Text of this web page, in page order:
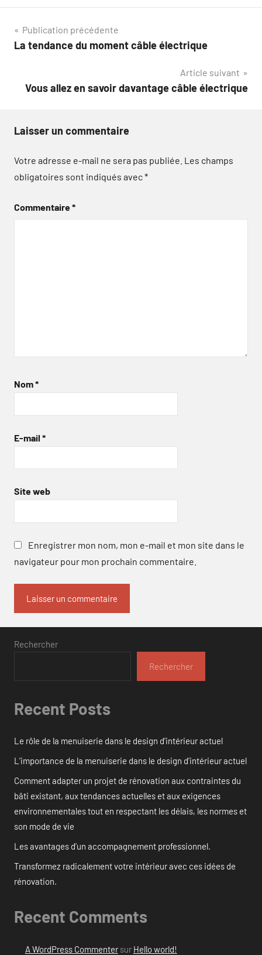
Navigation
de
Publication précédente
La tendance du moment câble électrique
Article suivant
Vous allez en savoir davantage câble électrique
Laisser un commentaire
Votre adresse e-mail ne sera pas publiée. Les champs
obligatoires sont indiqués avec*
Commentaire*
Nom*
E-mail *
Site web
Enregistrer mon nom, mon e-mail et mon site dans le
navigateur pour mon prochain commentaire.
Rechercher
Rechercher
Recent Posts
Le rôle de la menuiserie dans le design d’intérieur actuel
L’importance de la menuiserie dans le design d’intérieur actuel
Comment adapter un projet de rénovation aux contraintes du
bâti existant, aux tendances actuelles et aux exigences
environnementales tout en respectant les délais, les normes et
son mode de vie
Les avantages d’un accompagnement professionnel.
Transformez radicalement votre intérieur avec ces idées de
rénovation.
Recent Comments
A WordPress Commentersur Hello world!